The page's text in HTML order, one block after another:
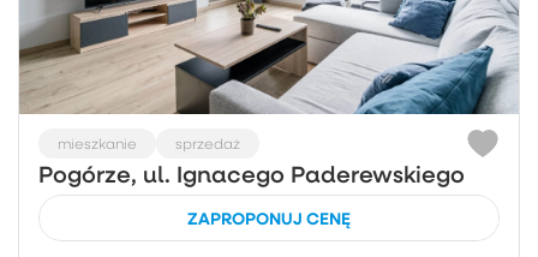
mieszkanie sprzedaż
Pogórze, ul. Ignacego Paderewskiego
ZAPROPONUJ CENĘ